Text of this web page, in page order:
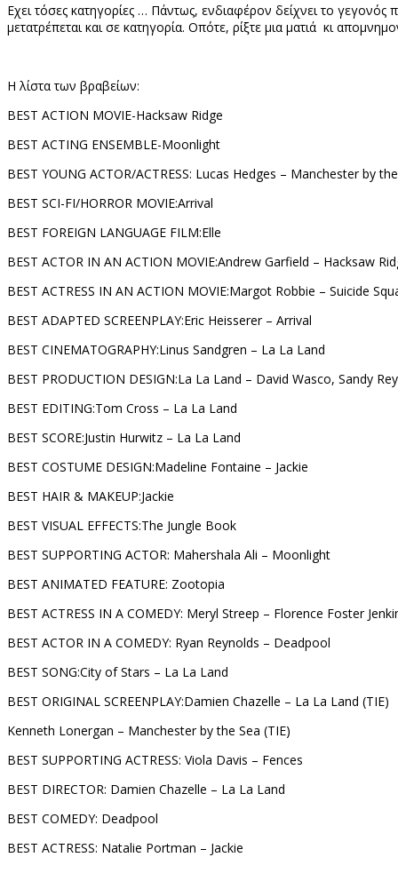
Εχει τόσες κατηγορίες … Πάντως, ενδιαφέρον δείχνει το
μετατρέπεται και σε κατηγορία. Οπότε, ρίξτε μια ματιά κι
Η λίστα των βραβείων:
BEST ACTION MOVIE-Hacksaw Ridge
BEST ACTING ENSEMBLE-Moonlight
BEST YOUNG ACTOR/ACTRESS: Lucas Hedges – Manchester by
BEST SCI-FI/HORROR MOVIE:Arrival
BEST FOREIGN LANGUAGE FILM:Elle
BEST ACTOR IN AN ACTION MOVIE:Andrew Garfield – Hacksaw
BEST ACTRESS IN AN ACTION MOVIE:Margot Robbie – Suicide
BEST ADAPTED SCREENPLAY:Eric Heisserer – Arrival
BEST CINEMATOGRAPHY:Linus Sandgren – La La Land
BEST PRODUCTION DESIGN:La La Land – David Wasco, Sandy
BEST EDITING:Tom Cross – La La Land
BEST SCORE:Justin Hurwitz – La La Land
BEST COSTUME DESIGN:Madeline Fontaine – Jackie
BEST HAIR & MAKEUP:Jackie
BEST VISUAL EFFECTS:The Jungle Book
BEST SUPPORTING ACTOR: Mahershala Ali – Moonlight
BEST ANIMATED FEATURE: Zootopia
BEST ACTRESS IN A COMEDY: Meryl Streep – Florence Foster
BEST ACTOR IN A COMEDY: Ryan Reynolds – Deadpool
BEST SONG:City of Stars – La La Land
BEST ORIGINAL SCREENPLAY:Damien Chazelle – La La Land (TIE)
Kenneth Lonergan – Manchester by the Sea (TIE)
BEST SUPPORTING ACTRESS: Viola Davis – Fences
BEST DIRECTOR: Damien Chazelle – La La Land
BEST COMEDY: Deadpool
BEST ACTRESS: Natalie Portman – Jackie